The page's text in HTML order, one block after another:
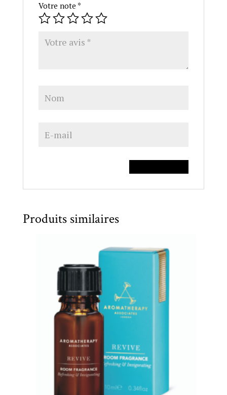
Votre note *
Produits similaires